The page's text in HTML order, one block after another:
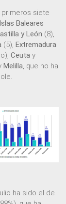
siete
Islas Baleares
y León (8),
(5), Extremadura
Ceuta y
Melilla, que no ha
ha sido el de